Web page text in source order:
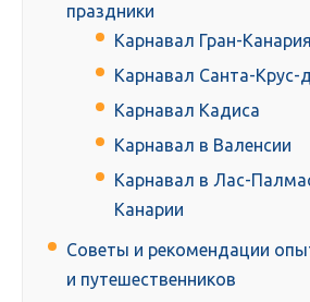
праздники
Карнавал Гран-Канария
Карнавал Санта-Крус-
Карнавал Кадиса
Карнавал в Валенсии
Карнавал в Лас-
Канарии
Советы и рекомендации
и путешественников